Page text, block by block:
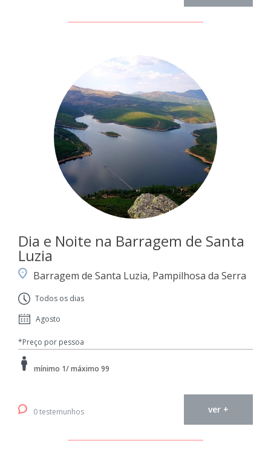
Dia e Noite na Barragem de Santa
Luzia
Barragem de Santa Luzia, Pampilhosa da Serra
Todos os dias
Agosto
*Preço por pessoa
mínimo 1/ máximo 99
0 testemunhos ver +